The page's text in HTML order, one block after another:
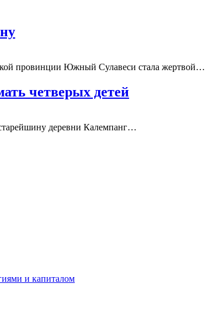
провинции Южный Сулавеси стала жертвой…
четверых детей
деревни Калемпанг…
и капиталом